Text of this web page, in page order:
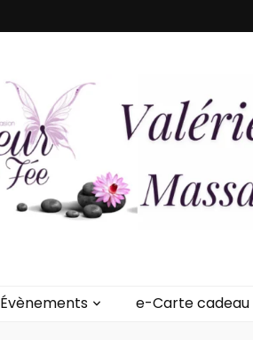
Évènements e-Carte cadeau